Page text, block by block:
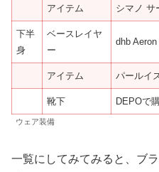
アイテム シマノ サ
下半
身
ベースレイヤ
ー
dhb
アイテム パールイ
靴下 DEPOで
ウェア装備
一覧にしてみてみると、ブ